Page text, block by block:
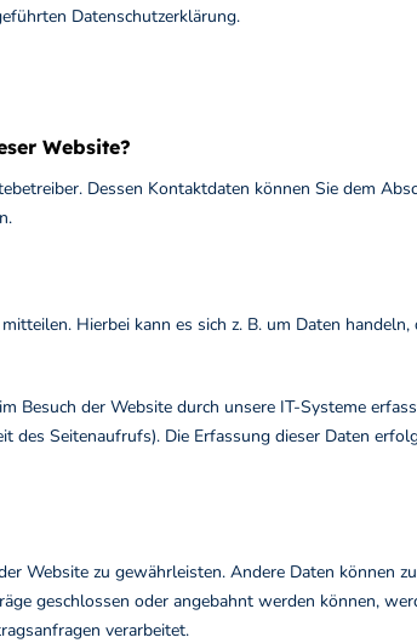
Datenschutzerklärung.
Website?
Dessen Kontaktdaten können Sie dem
Hierbei kann es sich z. B. um Daten handeln,
Besuch der Website durch unsere IT-Systeme
des Seitenaufrufs). Die Erfassung dieser Daten
Website zu gewährleisten. Andere Daten können
geschlossen oder angebahnt werden können,
verarbeitet.